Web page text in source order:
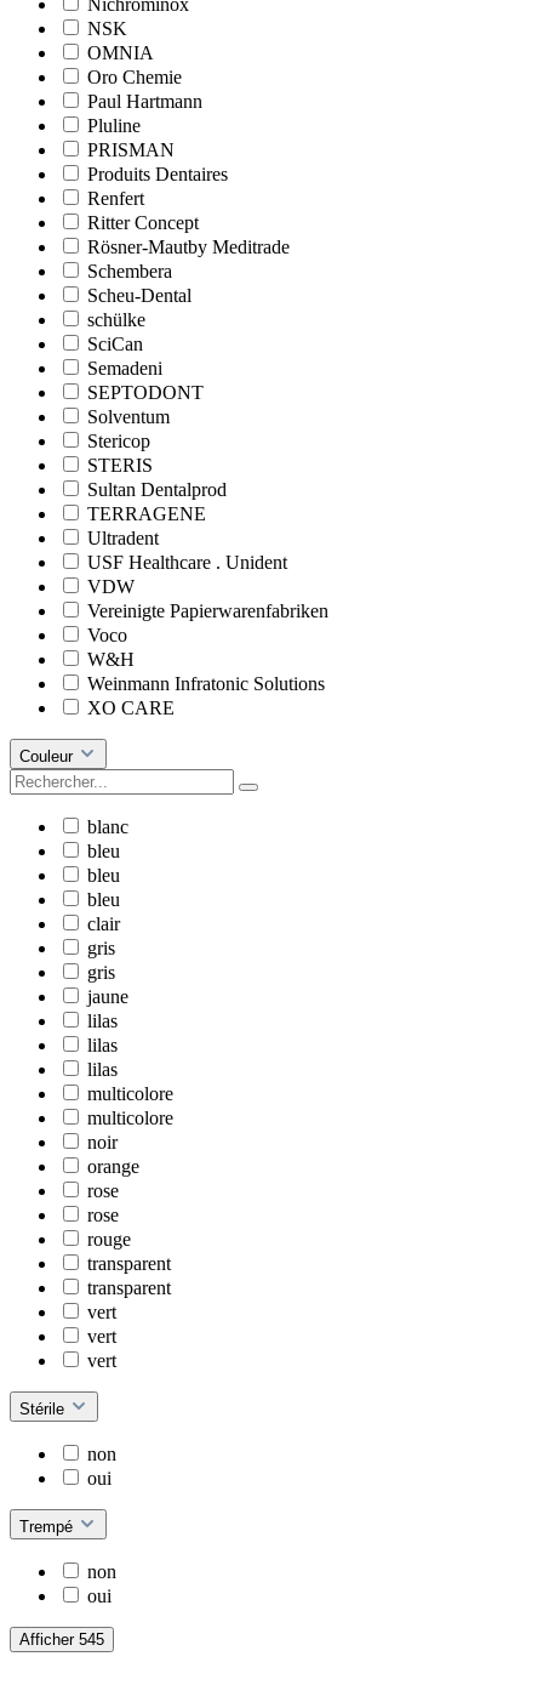
NSK
OMNIA
Oro Chemie
Paul Hartmann
Pluline
PRISMAN
Produits Dentaires
Renfert
Ritter Concept
Rösner-Mautby Meditrade
Schembera
Scheu-Dental
schülke
SciCan
Semadeni
SEPTODONT
Solventum
Stericop
STERIS
Sultan Dentalprod
TERRAGENE
Ultradent
USF Healthcare . Unident
VDW
Vereinigte Papierwarenfabriken
Voco
W&H
Weinmann Infratonic Solutions
XO CARE
Couleur
blanc
bleu
bleu
bleu
clair
gris
gris
jaune
lilas
lilas
lilas
multicolore
multicolore
noir
orange
rose
rose
rouge
transparent
transparent
vert
vert
vert
Stérile
non
oui
Trempé
non
oui
Afficher 545